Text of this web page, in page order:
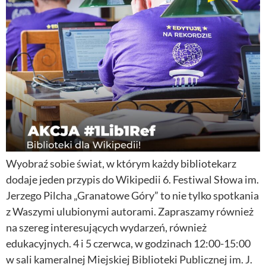
Wyobraź sobie świat, w którym każdy bibliotekarz
dodaje jeden przypis do Wikipedii 6. Festiwal Słowa im.
Jerzego Pilcha „Granatowe Góry” to nie tylko spotkania
z Waszymi ulubionymi autorami. Zapraszamy również
na szereg interesujących wydarzeń, również
edukacyjnych. 4 i 5 czerwca, w godzinach 12:00-15:00
w sali kameralnej Miejskiej Biblioteki Publicznej im. J.